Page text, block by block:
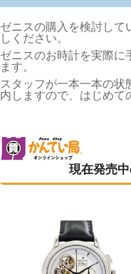
ゼニスの購入を検討して
しください。
ゼニスのお時計を実際に
ます。
スタッフが一本一本の状
内しますので、はじめて
現在発売